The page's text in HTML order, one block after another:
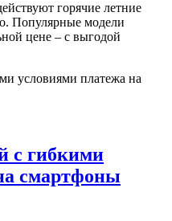
горячие летние
Популярные модели
цене – с выгодой
с гибкими
смартфоны